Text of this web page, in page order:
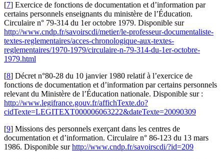
[7] Exercice de fonctions de documentation et d’information par
certains personnels enseignants du ministère de l’Éducation.
Circulaire n° 79-314 du 1er octobre 1979. Disponible sur
http://www.cndp.fr/savoirscdi/metier/le-professeur-documentaliste-
textes-reglementaires/acces-chronologique-aux-textes-
reglementaires/1970-1979/circulaire-n-79-314-du-1er-octobre-
1979.html
[8] Décret n°80-28 du 10 janvier 1980 relatif à l’exercice de
fonctions de documentation et d’information par certains personnels
relevant du Ministère de l’Éducation nationale. Disponible sur :
http://www.legifrance.gouv.fr/affichTexte.do?
cidTexte=LEGITEXT000006063222&dateTexte=20090309
[9] Missions des personnels exerçant dans les centres de
documentation et d’information. Circulaire n° 86-123 du 13 mars
1986. Disponible surhttp://www.cndp.fr/savoirscdi/?id=209